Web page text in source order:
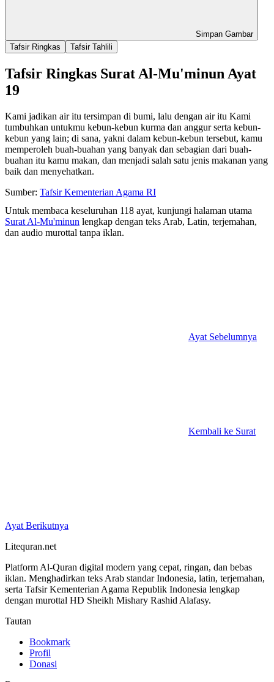
Simpan Gambar
Tafsir Ringkas
Tafsir Tahlili
Tafsir Ringkas Surat Al-Mu'minun Ayat
19
Kami jadikan air itu tersimpan di bumi, lalu dengan air itu Kami
tumbuhkan untukmu kebun-kebun kurma dan anggur serta kebun-
kebun yang lain; di sana, yakni dalam kebun-kebun tersebut, kamu
memperoleh buah-buahan yang banyak dan sebagian dari buah-
buahan itu kamu makan, dan menjadi salah satu jenis makanan yang
baik dan menyehatkan.
Sumber: Tafsir Kementerian Agama RI
Untuk membaca keseluruhan 118 ayat, kunjungi halaman utama
Surat Al-Mu'minun lengkap dengan teks Arab, Latin, terjemahan,
dan audio murottal tanpa iklan.
Ayat Sebelumnya
Kembali ke Surat
Ayat Berikutnya
Litequran.net
Platform Al-Quran digital modern yang cepat, ringan, dan bebas
iklan. Menghadirkan teks Arab standar Indonesia, latin, terjemahan,
serta Tafsir Kementerian Agama Republik Indonesia lengkap
dengan murottal HD Sheikh Mishary Rashid Alafasy.
Tautan
Bookmark
Profil
Donasi